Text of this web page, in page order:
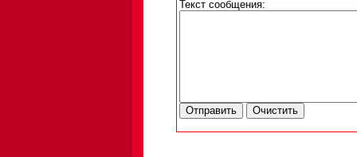
Текст сообщения: